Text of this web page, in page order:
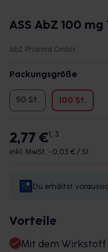
ASS AbZ 100
AbZ Pharma GmbH
Packungsgröße
50 St. 100 St.
2,77 €1, 3
inkl. MwSt. • 0,03 € / St.
Du erhältst
Vorteile
Mit dem Wirkstoff